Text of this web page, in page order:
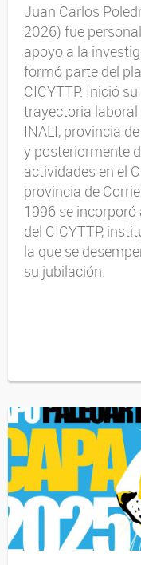
Juan Carlos
2026) fue
apoyo a la
formó parte del
CICYTTP. Inició su
trayectoria laboral
INALI, provincia
y posteriormente
actividades en el
provincia de
1996 se incorporó
del CICYTTP,
la que se
su jubilación.